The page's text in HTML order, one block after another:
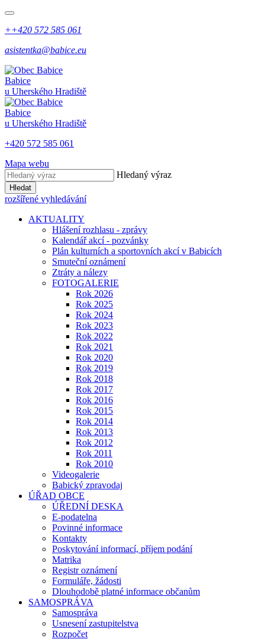
++420 572 585 061
asistentka@babice.eu
Babice
u Uherského Hradiště
Babice
u Uherského Hradiště
+420 572 585 061
Mapa webu
Hledaný výraz
Hledat
rozšířené vyhledávání
AKTUALITY
Hlášení rozhlasu - zprávy
Kalendář akcí - pozvánky
Plán kulturních a sportovních akcí v Babicích
Smuteční oznámení
Ztráty a nálezy
FOTOGALERIE
Rok 2026
Rok 2025
Rok 2024
Rok 2023
Rok 2022
Rok 2021
Rok 2020
Rok 2019
Rok 2018
Rok 2017
Rok 2016
Rok 2015
Rok 2014
Rok 2013
Rok 2012
Rok 2011
Rok 2010
Videogalerie
Babický zpravodaj
ÚŘAD OBCE
ÚŘEDNÍ DESKA
E-podatelna
Povinné informace
Kontakty
Poskytování informací, příjem podání
Matrika
Registr oznámení
Formuláře, žádosti
Dlouhodobě platné informace občanům
SAMOSPRÁVA
Samospráva
Usnesení zastupitelstva
Rozpočet